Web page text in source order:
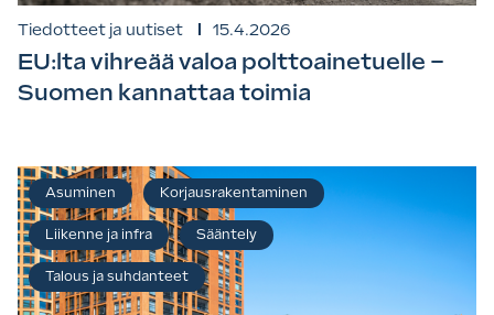
Tiedotteet ja uutiset 15.4.2026
EU:lta vihreää valoa polttoainetuelle –
Suomen kannattaa toimia
Asuminen Korjausrakentaminen
Liikenne ja infra Sääntely
Talous ja suhdanteet